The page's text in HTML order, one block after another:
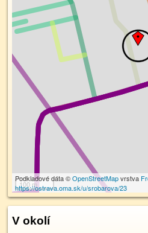
100 m
Podkladové dáta ©OpenStreetMapvrstva
https://ostrava.oma.sk/u/srobarova/23
V okolí